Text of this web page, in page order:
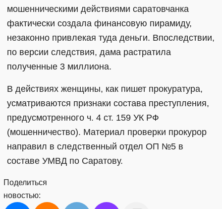
мошенническими действиями саратовчанка
фактически создала финансовую пирамиду,
незаконно привлекая туда деньги. Впоследствии,
по версии следствия, дама растратила
полученные 3 миллиона.
В действиях женщины, как пишет прокуратура,
усматриваются признаки состава преступления,
предусмотренного ч. 4 ст. 159 УК РФ
(мошенничество). Материал проверки прокурор
направил в следственный отдел ОП №5 в
составе УМВД по Саратову.
Поделиться
новостью: